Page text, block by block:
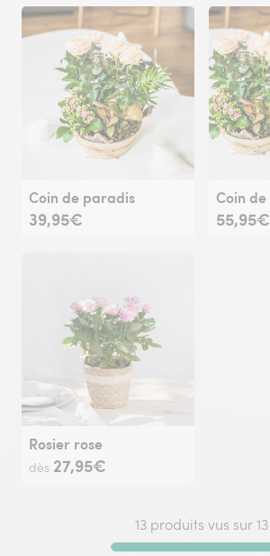
Coin de paradis
39,95€ 55,95€
Rosier rose
dès 27,95€
13 produits vus sur 13